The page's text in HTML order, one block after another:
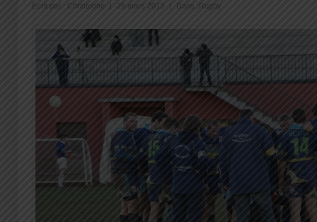
Écrit par : Christophe 25 mars 2013 Dans : Rugby